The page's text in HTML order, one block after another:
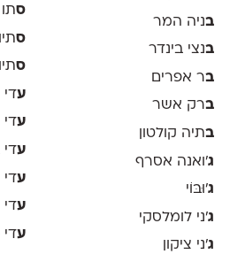
בניה המר
בנצי בינדר
בר אפרים
ברק אשר
בתיה קולטון
ג'ואנה אסרף
ג'וּבּוֹי
ג׳ני לומלסקי
ג׳ני ציקון
ס
ס
ס
עדי
עדי
עדי
עדי
עדי
עדי